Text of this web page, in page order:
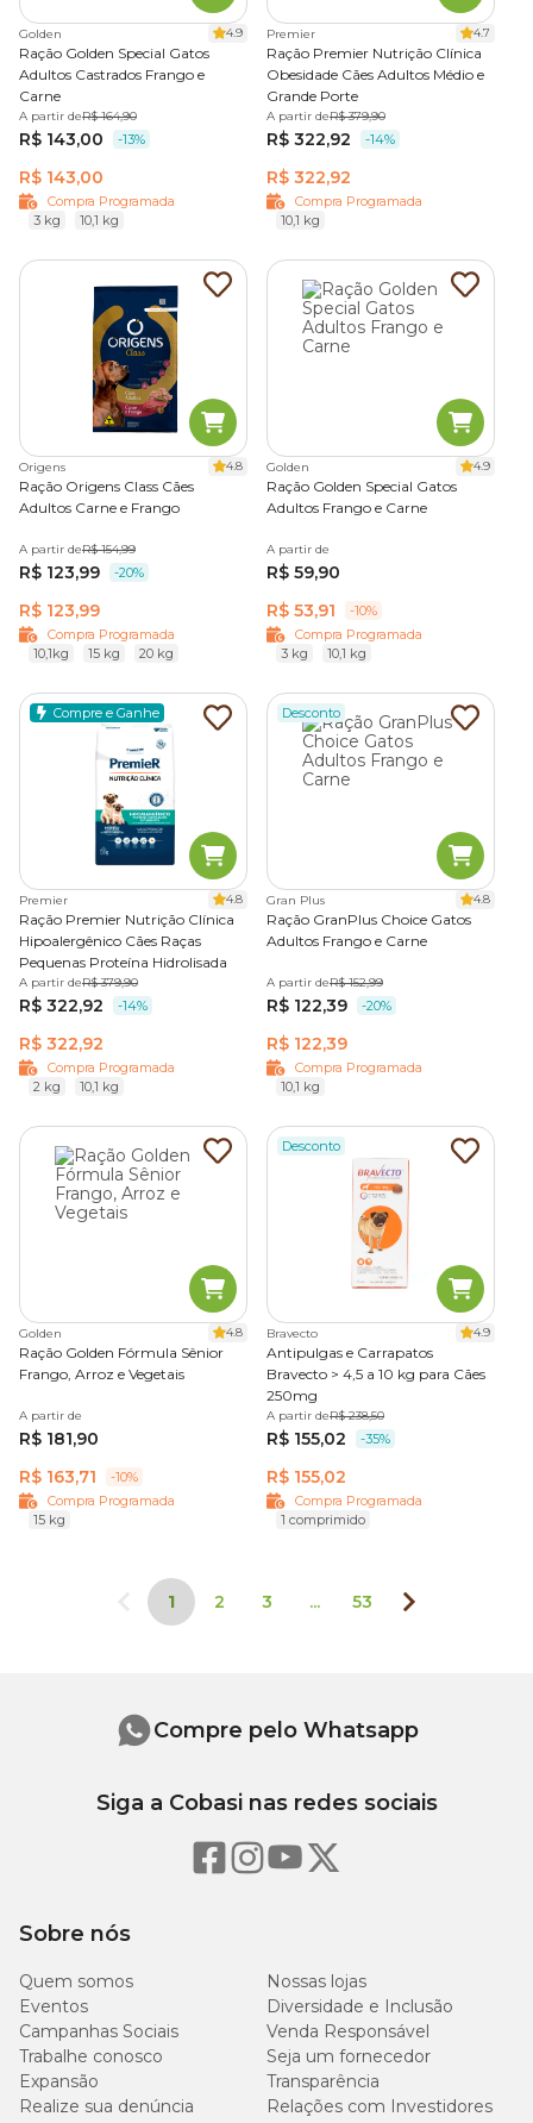
Golden 4.9
Ração Golden Special Gatos
Adultos Castrados Frango e
Carne
A partir deR$ 164,90
R$ 143,00 -13%
R$ 143,00
Compra Programada
3 kg
10,1 kg
Premier 4.7
Ração Premier Nutrição Clínica
Obesidade Cães Adultos Médio e
Grande Porte
A partir deR$ 379,90
R$ 322,92 -14%
R$ 322,92
Compra Programada
10,1 kg
Origens 4.8
Ração Origens Class Cães
Adultos Carne e Frango
A partir deR$ 154,99
R$ 123,99 -20%
R$ 123,99
Compra Programada
10,1kg
15 kg 20 kg
Golden 4.9
Ração Golden Special Gatos
Adultos Frango e Carne
A partir de
R$ 59,90
R$ 53,91
-10%
Compra Programada
3 kg
10,1 kg
Compre e Ganhe
Premier 4.8
Ração Premier Nutrição Clínica
Hipoalergênico Cães Raças
Pequenas Proteína Hidrolisada
A partir deR$ 379,90
R$ 322,92 -14%
R$ 322,92
Compra Programada
2 kg
10,1 kg
Desconto
Gran Plus 4.8
Ração GranPlus Choice Gatos
Adultos Frango e Carne
A partir deR$ 152,99
R$ 122,39 -20%
R$ 122,39
Compra Programada
10,1 kg
Golden 4.8
Ração Golden Fórmula Sênior
Frango, Arroz e Vegetais
A partir de
R$ 181,90
R$ 163,71
-10%
Compra Programada
15 kg
Desconto
Bravecto 4.9
Antipulgas e Carrapatos
Bravecto > 4,5 a 10 kg para Cães
250mg
A partir deR$ 238,50
R$ 155,02 -35%
R$ 155,02
Compra Programada
1 comprimido
1 2 3 ... 53
Sobre nós
Quem somos
Nossas lojas
Eventos
Diversidade e Inclusão
Campanhas Sociais
Venda Responsável
Trabalhe conosco
Seja um fornecedor
Expansão
Transparência
Realize sua denúncia
Relações com Investidores
Compre pelo Whatsapp
Siga a Cobasi nas redes sociais